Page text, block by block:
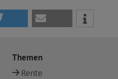
Themen
Rente